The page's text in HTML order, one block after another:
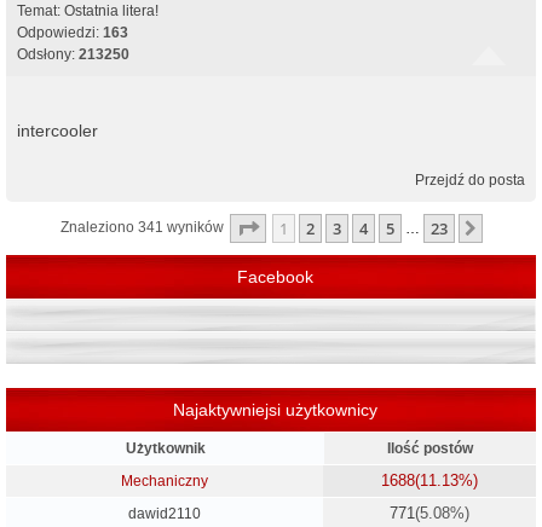
Temat: Ostatnia litera!
Odpowiedzi: 163
Odsłony: 213250
intercooler
Przejdź do posta
Znaleziono 341 wyników Strona1 z23
1 2 3 4 5 … 23
Facebook
Najaktywniejsi użytkownicy
Użytkownik
Ilość postów
Mechaniczny
1688(11.13%)
dawid2110 771 (5.08%)